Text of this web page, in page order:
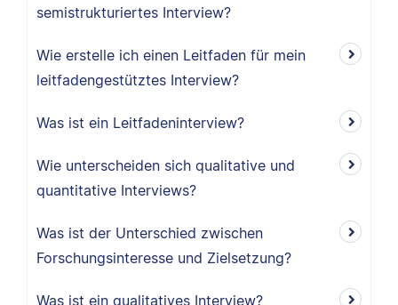
semistrukturiertes Interview?
Wie erstelle ich einen Leitfaden für mein
leitfadengestütztes Interview?
Was ist ein Leitfadeninterview?
Wie unterscheiden sich qualitative und
quantitative Interviews?
Was ist der Unterschied zwischen
Forschungsinteresse und Zielsetzung?
Was ist ein qualitatives Interview?